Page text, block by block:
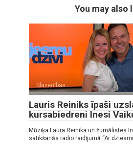
You may also
Slavenības
Lauris Reiniks īpaši
kursabiedreni Inesi
Mūziķa Laura Reinika un žurnālistes
satikšanās radio raidījumā “Ar